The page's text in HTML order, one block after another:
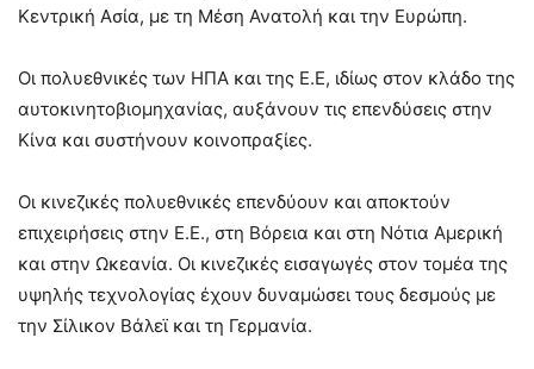
Κεντρική Ασία, με τη Μέση Ανατολή και την Ευρώπη.
Οι πολυεθνικές των ΗΠΑ και της Ε.Ε, ιδίως στον κλάδο της
αυτοκινητοβιομηχανίας, αυξάνουν τις επενδύσεις στην
Κίνα και συστήνουν κοινοπραξίες.
Οι κινεζικές πολυεθνικές επενδύουν και αποκτούν
επιχειρήσεις στην Ε.Ε., στη Βόρεια και στη Νότια Αμερική
και στην Ωκεανία. Οι κινεζικές εισαγωγές στον τομέα της
υψηλής τεχνολογίας έχουν δυναμώσει τους δεσμούς με
την Σίλικον Βάλεϊ και τη Γερμανία.